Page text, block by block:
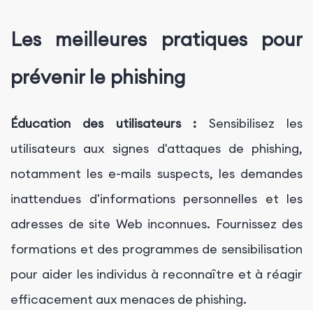
Les meilleures pratiques pour
prévenir le phishing
Éducation des utilisateurs : Sensibilisez les
utilisateurs aux signes d'attaques de phishing,
notamment les e-mails suspects, les demandes
inattendues d'informations personnelles et les
adresses de site Web inconnues. Fournissez des
formations et des programmes de sensibilisation
pour aider les individus à reconnaître et à réagir
efficacement aux menaces de phishing.